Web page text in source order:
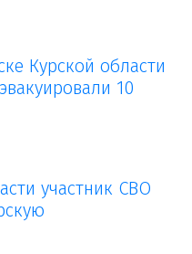
Курской области
10
участник СВО